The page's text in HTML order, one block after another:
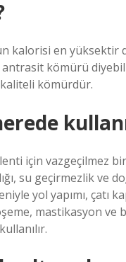
kalorisi en yüksektir
kömürü
kömürdür.
için vazgeçilmez
su geçirmezlik ve
yol yapımı, çatı
mastikasyon ve